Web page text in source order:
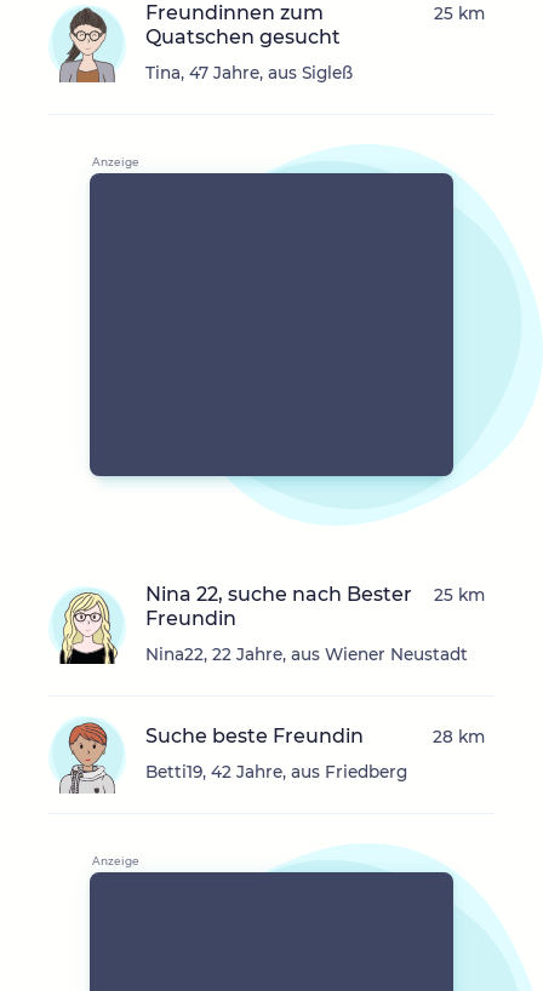
Freundinnen zum
Quatschen gesucht
Tina, 47 Jahre, aus Sigleß
25 km
Nina 22, suche nach Bester
Freundin
Nina22, 22 Jahre, aus Wiener Neustadt
25 km
Suche beste Freundin
Betti19, 42 Jahre, aus Friedberg
28 km